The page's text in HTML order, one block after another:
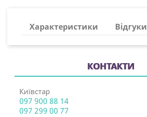
Характеристики Відгуки
КОНТАКТИ
Київстар
097 900 88 14
097 299 00 77